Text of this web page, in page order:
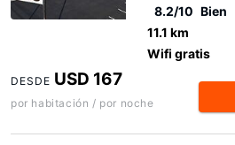
8.2/10 Bien
11.1 km
Wifi gratis
DESDE USD 167
por habitación / por noche